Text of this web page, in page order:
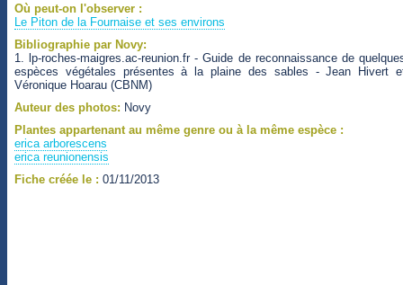
Où peut-on l'observer :
Le Piton de la Fournaise et ses environs
Bibliographie par Novy:
1. lp-roches-maigres.ac-reunion.fr - Guide de reconnaissance de
espèces végétales présentes à la plaine des sables - Jean Hivert
Véronique Hoarau (CBNM)
Auteur des photos: Novy
Plantes appartenant au même genre ou à la même espèce :
erica arborescens
erica reunionensis
Fiche créée le : 01/11/2013